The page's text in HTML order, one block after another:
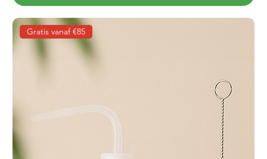
Gratis vanaf €85